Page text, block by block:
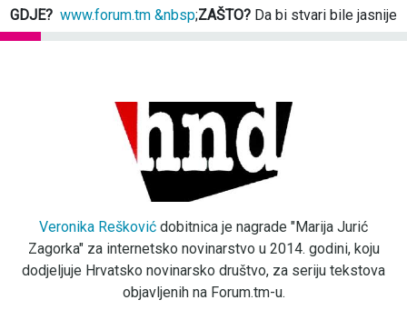
GDJE? www.forum.tm &nbsp;ZAŠTO? Da bi stvari bile jasnije
Veronika Rešković dobitnica je nagrade "Marija Jurić
Zagorka" za internetsko novinarstvo u 2014. godini, koju
dodjeljuje Hrvatsko novinarsko društvo, za seriju tekstova
objavljenih na Forum.tm-u.